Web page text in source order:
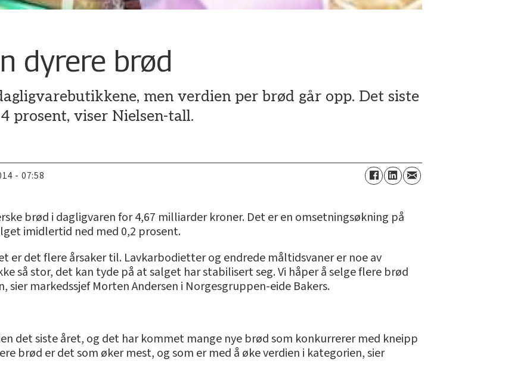
dyrere brød
men verdien per brød går opp. Det siste
prosent, viser Nielsen-tall.
- 07:58
brød i dagligvaren for 4,67 milliarder kroner. Det er en omsetningsøkning på
imidlertid ned med 0,2 prosent.
det flere årsaker til. Lavkarbodietter og endrede måltidsvaner er noe av
så stor, det kan tyde på at salget har stabilisert seg. Vi håper å selge flere brød
markedssjef Morten Andersen i Norgesgruppen-eide Bakers.
det siste året, og det har kommet mange nye brød som konkurrerer med kneipp
brød er det som øker mest, og som er med å øke verdien i kategorien, sier